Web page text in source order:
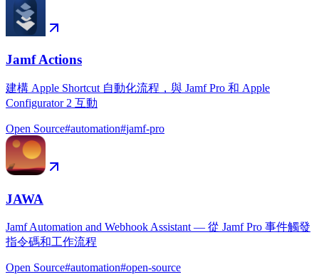
Jamf Actions
建構 Apple Shortcut 自動化流程，與 Jamf Pro 和 Apple
Configurator 2 互動
Open Source#automation#jamf-pro
JAWA
Jamf Automation and Webhook Assistant — 從 Jamf Pro 事件觸發
指令碼和工作流程
Open Source#automation#open-source